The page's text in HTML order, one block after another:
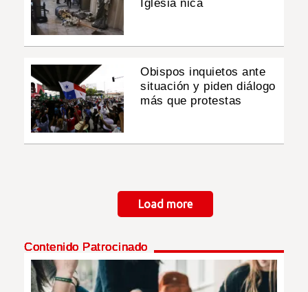
Iglesia nica
Obispos inquietos ante
situación y piden diálogo
más que protestas
Load more
Contenido Patrocinado